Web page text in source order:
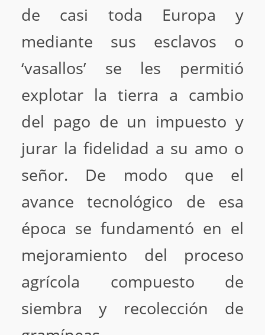
de casi toda Europa y
mediante sus esclavos o
‘vasallos’ se les permitió
explotar la tierra a cambio
del pago de un impuesto y
jurar la fidelidad a su amo o
señor. De modo que el
avance tecnológico de esa
época se fundamentó en el
mejoramiento del proceso
agrícola compuesto de
siembra y recolección de